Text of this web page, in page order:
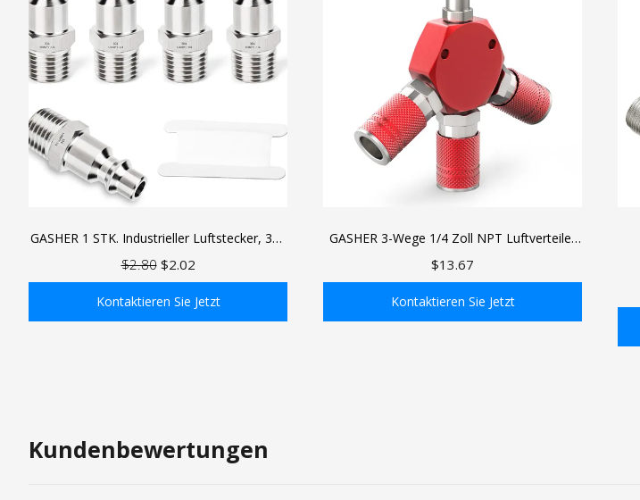
GASHER 1 STK. Industrieller Luftstecker, 304
Edelstahl 1/4&quot;NPT Außengewinde,
Durchfluss
$2.80 $2.02
Kontaktieren Sie Jetzt
GASHER 3-Wege 1/4 Zoll NPT Luftverteiler
aus Aluminium im Sechskant-Stil mit 3 Stück
Zubehör für Luftkompressorschläuche
$13.67
Kontaktieren Sie Jetzt
Kundenbewertungen